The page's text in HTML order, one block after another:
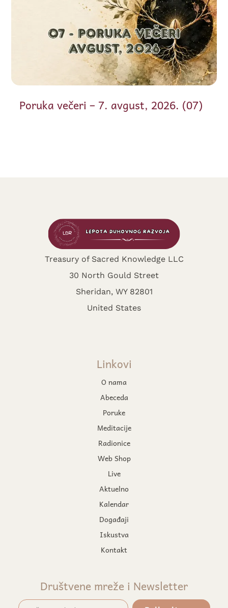
Poruka večeri – 7. avgust, 2026. (07)
Treasury of Sacred Knowledge LLC
30 North Gould Street
Sheridan, WY 82801
United States
Linkovi
O nama
Abeceda
Poruke
Meditacije
Radionice
Web Shop
Live
Aktuelno
Kalendar
Događaji
Iskustva
Kontakt
Društvene mreže i Newsletter